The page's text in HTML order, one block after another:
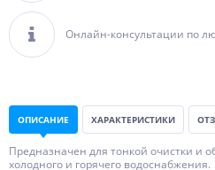
Онлайн-консультации по
ОПИСАНИЕ ХАРАКТЕРИСТИКИ
Предназначен для тонкой очистки и
холодного и горячего водоснабжения.